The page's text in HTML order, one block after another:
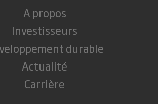
A propos
Investisseurs
durable
Actualité
Carrière